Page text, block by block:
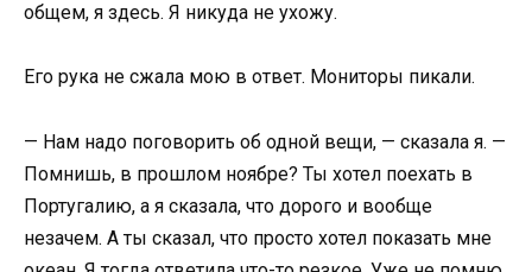
общем, я здесь. Я никуда не ухожу.
Его рука не сжала мою в ответ. Мониторы пикали.
— Нам надо поговорить об одной вещи, — сказала я. —
Помнишь, в прошлом ноябре? Ты хотел поехать в
Португалию, а я сказала, что дорого и вообще
незачем. А ты сказал, что просто хотел показать мне